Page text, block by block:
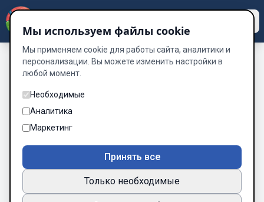
Мы используем файлы cookie
Мы применяем cookie для работы сайта, аналитики и
персонализации. Вы можете изменить настройки в
любой момент.
Необходимые
Аналитика
Маркетинг
Принять все
Только необходимые